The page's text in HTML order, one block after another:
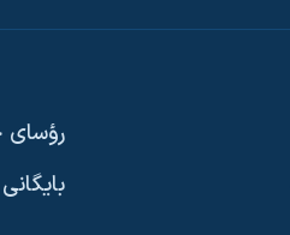
رؤسای